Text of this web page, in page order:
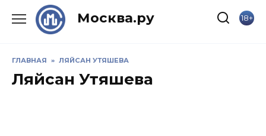
Москва.ру 18+
ГЛАВНАЯ » ЛЯЙСАН УТЯШЕВА
Ляйсан Утяшева